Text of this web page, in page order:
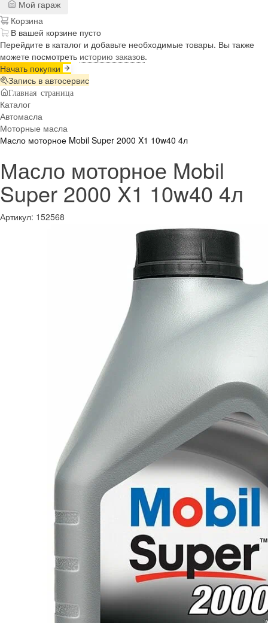
Мой гараж
Корзина
В вашей корзине пусто
Перейдите в каталог и добавьте необходимые товары. Вы также
можете посмотреть историю заказов.
Начать покупки
Запись в автосервис
Главная страница
Каталог
Автомасла
Моторные масла
Масло моторное Mobil Super 2000 X1 10w40 4л
Масло моторное Mobil
Super 2000 X1 10w40 4л
Артикул: 152568